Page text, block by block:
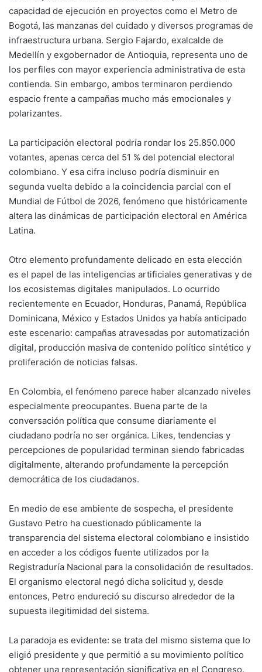
capacidad de ejecución en proyectos como el Metro de
Bogotá, las manzanas del cuidado y diversos programas de
infraestructura urbana. Sergio Fajardo, exalcalde de
Medellín y exgobernador de Antioquia, representa uno de
los perfiles con mayor experiencia administrativa de esta
contienda. Sin embargo, ambos terminaron perdiendo
espacio frente a campañas mucho más emocionales y
polarizantes.
La participación electoral podría rondar los 25.850.000
votantes, apenas cerca del 51 % del potencial electoral
colombiano. Y esa cifra incluso podría disminuir en
segunda vuelta debido a la coincidencia parcial con el
Mundial de Fútbol de 2026, fenómeno que históricamente
altera las dinámicas de participación electoral en América
Latina.
Otro elemento profundamente delicado en esta elección
es el papel de las inteligencias artificiales generativas y de
los ecosistemas digitales manipulados. Lo ocurrido
recientemente en Ecuador, Honduras, Panamá, República
Dominicana, México y Estados Unidos ya había anticipado
este escenario: campañas atravesadas por automatización
digital, producción masiva de contenido político sintético y
proliferación de noticias falsas.
En Colombia, el fenómeno parece haber alcanzado niveles
especialmente preocupantes. Buena parte de la
conversación política que consume diariamente el
ciudadano podría no ser orgánica. Likes, tendencias y
percepciones de popularidad terminan siendo fabricadas
digitalmente, alterando profundamente la percepción
democrática de los ciudadanos.
En medio de ese ambiente de sospecha, el presidente
Gustavo Petro ha cuestionado públicamente la
transparencia del sistema electoral colombiano e insistido
en acceder a los códigos fuente utilizados por la
Registraduría Nacional para la consolidación de resultados.
El organismo electoral negó dicha solicitud y, desde
entonces, Petro endureció su discurso alrededor de la
supuesta ilegitimidad del sistema.
La paradoja es evidente: se trata del mismo sistema que lo
eligió presidente y que permitió a su movimiento político
obtener una representación significativa en el Congreso.